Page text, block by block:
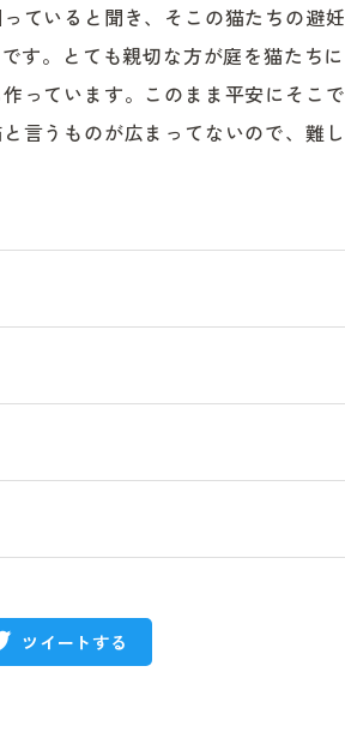
ていると聞き、そこの猫たちの避妊
す。とても親切な方が庭を猫たちに
っています。このまま平安にそこで
言うものが広まってないので、難し
ツイートする